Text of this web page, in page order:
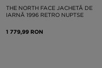
THE NORTH FACE JACHETĂ DE
IARNĂ 1996 RETRO NUPTSE
1 779,99 RON